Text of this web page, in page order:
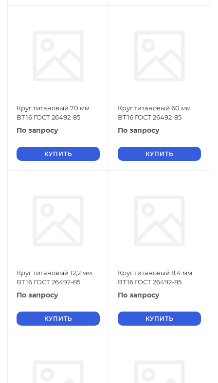
Круг титановый 70 мм
ВТ16 ГОСТ 26492-85
По запросу
КУПИТЬ
Круг титановый 60 мм
ВТ16 ГОСТ 26492-85
По запросу
КУПИТЬ
Круг титановый 12,2 мм
ВТ16 ГОСТ 26492-85
По запросу
КУПИТЬ
Круг титановый 8,4 мм
ВТ16 ГОСТ 26492-85
По запросу
КУПИТЬ